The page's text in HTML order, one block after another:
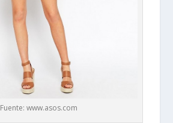
Fuente: www.asos.com